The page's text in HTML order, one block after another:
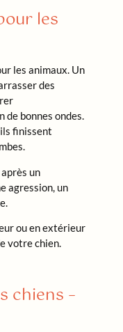
les
les animaux. Un
des
bonnes ondes.
finissent
un
agression, un
ou en extérieur
votre chien.
chiens –